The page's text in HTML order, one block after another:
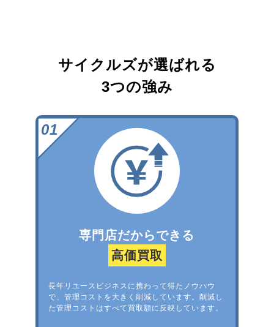
サイクルズが選ばれる
3つの強み
専門店だからできる
高価買取
長年リユースビジネスに携わって得たノウハウ
で、管理コストを大きく削減しています。削減し
た管理コストはすべて買取額に反映しています。